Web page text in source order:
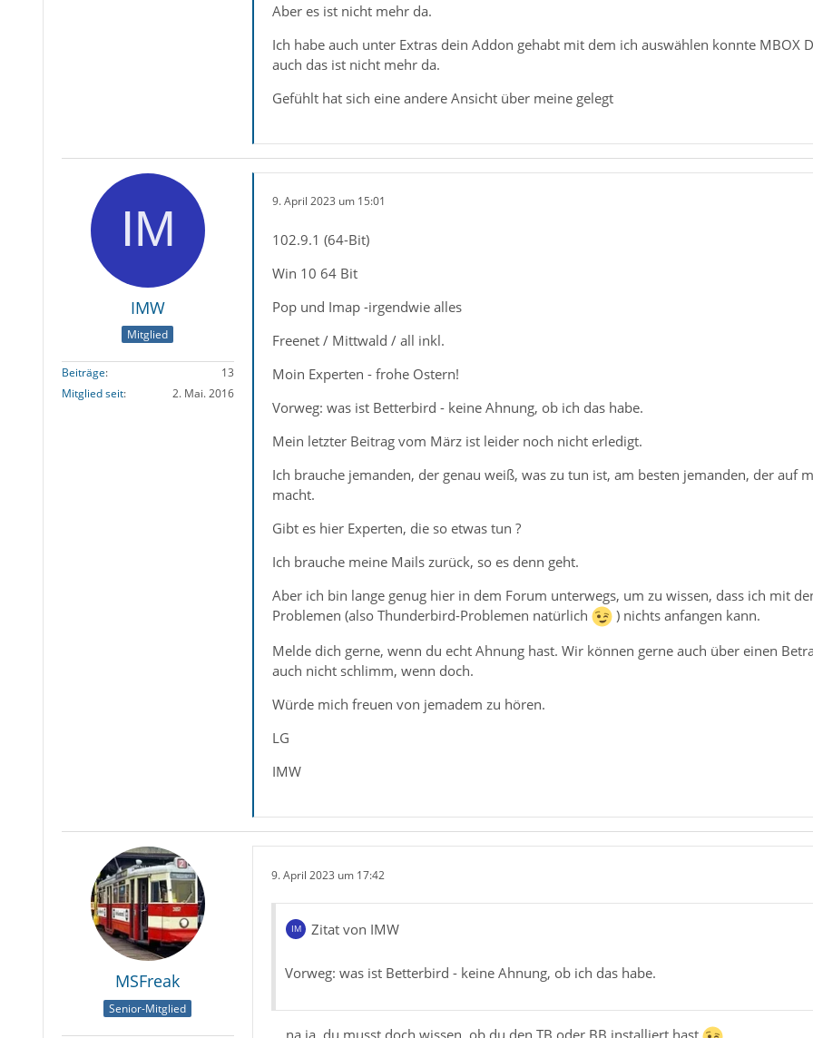
Aber es ist nicht mehr da.
Ich habe auch unter Extras dein Addon gehabt mit dem ich auswählen konnte MBOX
auch das ist nicht mehr da.
Gefühlt hat sich eine andere Ansicht über meine gelegt
IMW
Mitglied
Beiträge
13
Mitglied seit
2. Mai. 2016
9. April 2023 um 15:01
102.9.1 (64-Bit)
Win 10 64 Bit
Pop und Imap -irgendwie alles
Freenet / Mittwald / all inkl.
Moin Experten - frohe Ostern!
Vorweg: was ist Betterbird - keine Ahnung, ob ich das habe.
Mein letzter Beitrag vom März ist leider noch nicht erledigt.
Ich brauche jemanden, der genau weiß, was zu tun ist, am besten jemanden, der auf
macht.
Gibt es hier Experten, die so etwas tun ?
Ich brauche meine Mails zurück, so es denn geht.
Aber ich bin lange genug hier in dem Forum unterwegs, um zu wissen, dass ich mit
Problemen (also Thunderbird-Problemen natürlich
) nichts anfangen kann.
Melde dich gerne, wenn du echt Ahnung hast. Wir können gerne auch über einen
auch nicht schlimm, wenn doch.
Würde mich freuen von jemadem zu hören.
LG
IMW
MSFreak
Senior-Mitglied
9. April 2023 um 17:42
Zitat von IMW
Vorweg: was ist Betterbird - keine Ahnung, ob ich das habe.